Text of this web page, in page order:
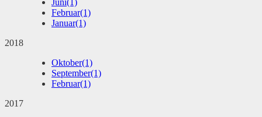
Februar(1)
Januar(1)
2018
Oktober(1)
September(1)
Februar(1)
2017